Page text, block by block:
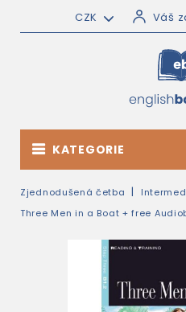
CZK Váš
KATEGORIE
Zjednodušená četba
Three Men in a Boat + free